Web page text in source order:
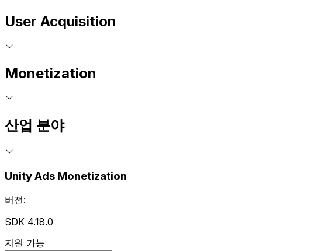
User Acquisition
Monetization
산업 분야
Unity Ads Monetization
버전:
SDK 4.18.0
지원 가능